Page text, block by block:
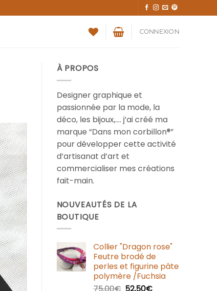
CONNEXION
À PROPOS
Designer graphique et
passionnée par la mode, la
déco, les bijoux,…. j’ai créé ma
marque “Dans mon corbillon®”
pour développer cette activité
d’artisanat d’art et
commercialiser mes créations
fait-main.
NOUVEAUTÉS DE LA
BOUTIQUE
Collier "Dragon rose"
Feutre brodé de
perles et figurine pâte
polymère /Fuchsia